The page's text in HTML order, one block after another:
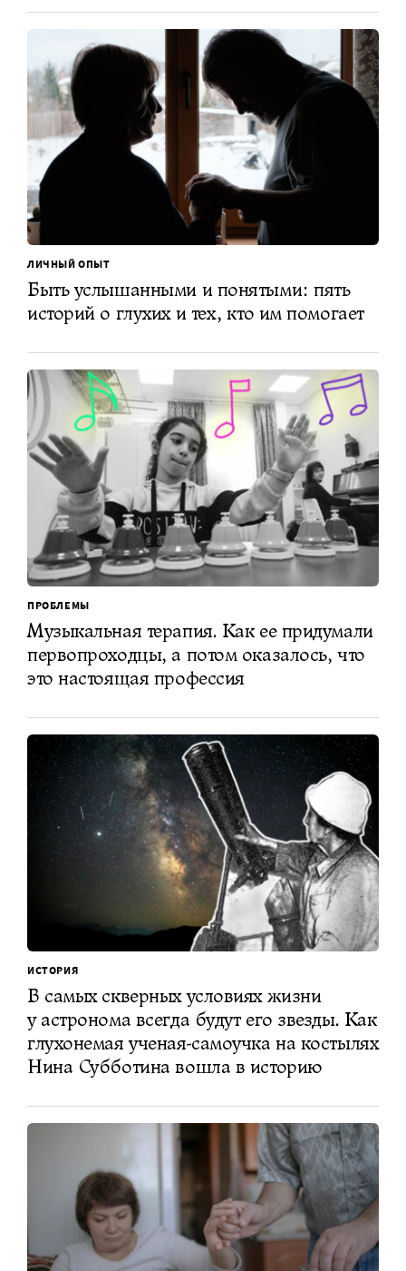
ЛИЧНЫЙ ОПЫТ
Быть услышанными и понятыми: пять
историй о глухих и тех, кто им помогает
ПРОБЛЕМЫ
Музыкальная терапия. Как ее придумали
первопроходцы, а потом оказалось, что
это настоящая профессия
ИСТОРИЯ
В самых скверных условиях жизни
у астронома всегда будут его звезды. Как
глухонемая ученая-самоучка на костылях
Нина Субботина вошла в историю